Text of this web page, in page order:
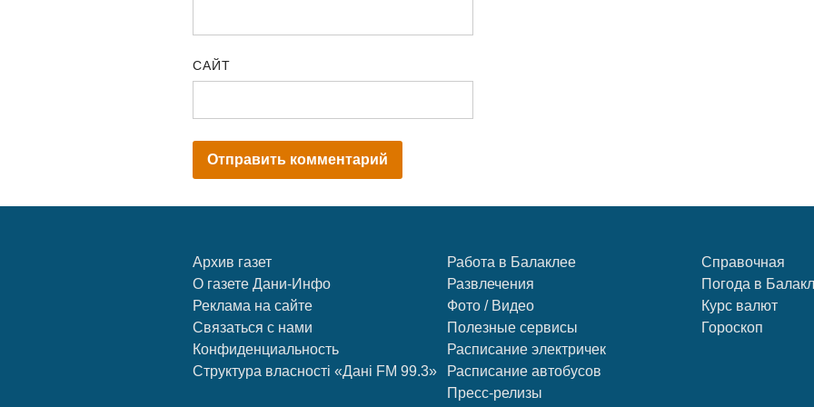
САЙТ
Архив газет
О газете Дани-Инфо
Реклама на сайте
Связаться с нами
Конфиденциальность
Структура власності «Дані FM 99.3»
Работа в Балаклее
Развлечения
Фото / Видео
Полезные сервисы
Расписание электричек
Расписание автобусов
Пресс-релизы
Справочная
Погода в
Курс валют
Гороскоп